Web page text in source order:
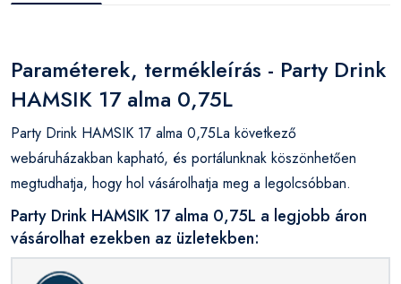
Paraméterek, termékleírás - Party Drink
HAMSIK 17 alma 0,75L
Party Drink HAMSIK 17 alma 0,75La következő
webáruházakban kapható, és portálunknak köszönhetően
megtudhatja, hogy hol vásárolhatja meg a legolcsóbban.
Party Drink HAMSIK 17 alma 0,75L a legjobb áron
vásárolhat ezekben az üzletekben: